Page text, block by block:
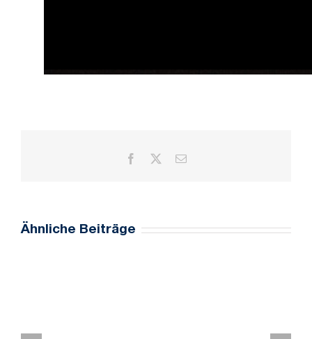
Facebook E-
Ähnliche Beiträge